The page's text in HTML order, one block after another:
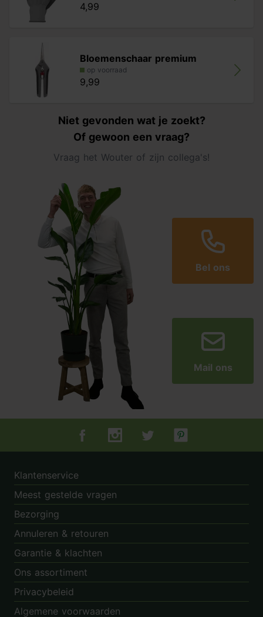
4,99
Bloemenschaar premium
op voorraad
9,99
Niet gevonden wat je zoekt?
Of gewoon een vraag?
Vraag het Wouter of zijn collega's!
Bel ons
Mail ons
Tuincentrum.nl op Facebook
Tuincentrum.nl op Instagram
Tuincentrum.nl op Twitter
Tuincentrum.nl op
Klantenservice
Meest gestelde vragen
Bezorging
Annuleren & retouren
Garantie & klachten
Ons assortiment
Privacybeleid
Algemene voorwaarden